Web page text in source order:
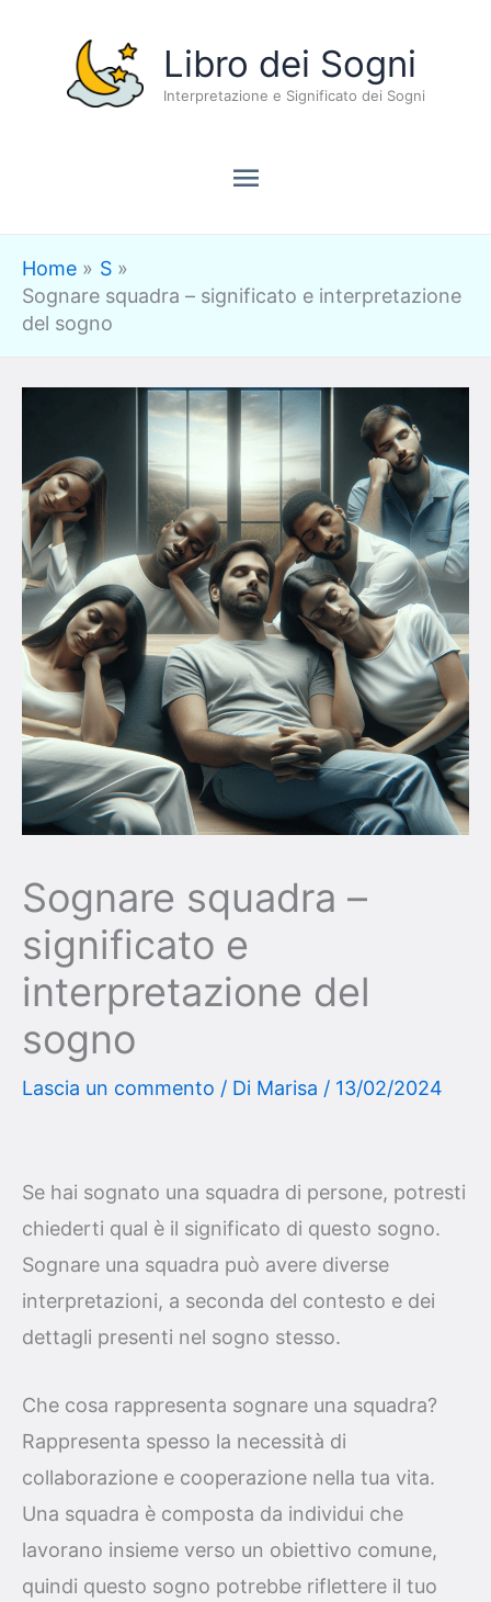
contenuto
Libro dei Sogni
Interpretazione e Significato dei Sogni
Menu
principale
Home
S
Sognare squadra – significato e interpretazione
del sogno
Sognare squadra –
significato e
interpretazione del
sogno
Lascia un commento / Di Marisa / 13/02/2024
Se hai sognato una squadra di persone, potresti
chiederti qual è il significato di questo sogno.
Sognare una squadra può avere diverse
interpretazioni, a seconda del contesto e dei
dettagli presenti nel sogno stesso.
Che cosa rappresenta sognare una squadra?
Rappresenta spesso la necessità di
collaborazione e cooperazione nella tua vita.
Una squadra è composta da individui che
lavorano insieme verso un obiettivo comune,
quindi questo sogno potrebbe riflettere il tuo